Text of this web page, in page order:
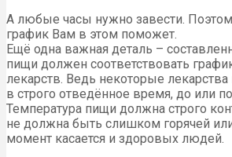
А любые часы нужно завести.
график Вам в этом поможет.
Ещё одна важная деталь –
пищи должен соответствовать
лекарств. Ведь некоторые
в строго отведённое время, до или
Температура пищи должна строго
не должна быть слишком горячей
момент касается и здоровых людей.